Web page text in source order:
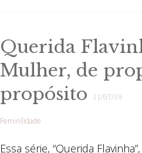
Querida
Mulher, de
propósito
11/07/19
Feminilidade
Essa série, “Querida